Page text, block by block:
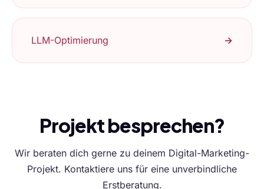
LLM-Optimierung →
Projekt besprechen?
Wir beraten dich gerne zu deinem Digital-Marketing-
Projekt. Kontaktiere uns für eine unverbindliche
Erstberatung.